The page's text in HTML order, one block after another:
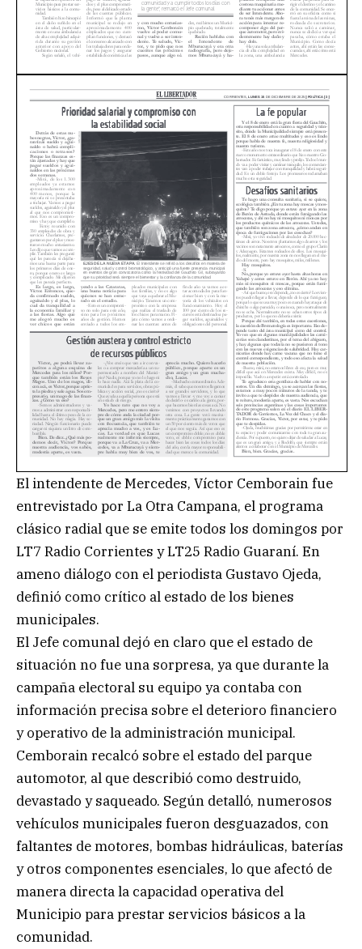
El intendente de Mercedes, Víctor Cemborain fue
entrevistado por La Otra Campana, el programa
clásico radial que se emite todos los domingos por
LT7 Radio Corrientes y LT25 Radio Guaraní. En
ameno diálogo con el periodista Gustavo Ojeda,
definió como crítico al estado de los bienes
municipales.
El Jefe comunal dejó en claro que el estado de
situación no fue una sorpresa, ya que durante la
campaña electoral su equipo ya contaba con
información precisa sobre el deterioro financiero
y operativo de la administración municipal.
Cemborain recalcó sobre el estado del parque
automotor, al que describió como destruido,
devastado y saqueado. Según detalló, numerosos
vehículos municipales fueron desguazados, con
faltantes de motores, bombas hidráulicas, baterías
y otros componentes esenciales, lo que afectó de
manera directa la capacidad operativa del
Municipio para prestar servicios básicos a la
comunidad.